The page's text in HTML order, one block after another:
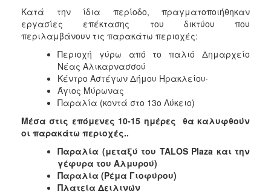
Κατά την ίδια περίοδο, πραγματοποιήθηκαν
εργασίες επέκτασης του δικτύου που
περιλαμβάνουν τις παρακάτω περιοχές:
Περιοχή γύρω από το παλιό Δημαρχείο
Νέας Αλικαρνασσού
Κέντρο Αστέγων Δήμου Ηρακλείου·
Άγιος Μύρωνας
Παραλία (κοντά στο 13ο Λύκειο)
Μέσα στις επόμενες 10-15 ημέρες θα καλυφθούν
οι παρακάτω περιοχές..
Παραλία (μεταξύ του TALOS Plaza και την
γέφυρα του Αλμυρού)
Παραλία (Ρέμα Γιοφύρου)
Πλατεία Δειλινών